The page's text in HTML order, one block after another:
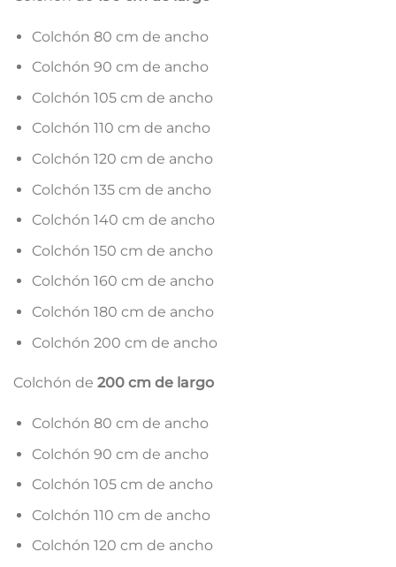
Colchón 80 cm de ancho
Colchón 90 cm de ancho
Colchón 105 cm de ancho
Colchón 110 cm de ancho
Colchón 120 cm de ancho
Colchón 135 cm de ancho
Colchón 140 cm de ancho
Colchón 150 cm de ancho
Colchón 160 cm de ancho
Colchón 180 cm de ancho
Colchón 200 cm de ancho
Colchón de 200 cm de largo
Colchón 80 cm de ancho
Colchón 90 cm de ancho
Colchón 105 cm de ancho
Colchón 110 cm de ancho
Colchón 120 cm de ancho